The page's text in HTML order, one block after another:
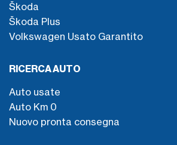
Škoda
Škoda Plus
Volkswagen Usato Garantito
RICERCA AUTO
Auto usate
Auto Km 0
Nuovo pronta consegna